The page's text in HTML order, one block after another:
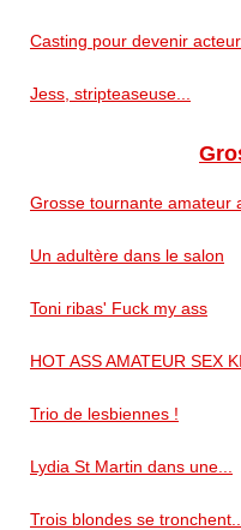
Casting pour devenir
Jess, stripteaseuse...
Grosse tournante amateur
Un adultère dans le salon
Toni ribas' Fuck my ass
HOT ASS AMATEUR SEX
Trio de lesbiennes !
Lydia St Martin dans une...
Trois blondes se tronchent...